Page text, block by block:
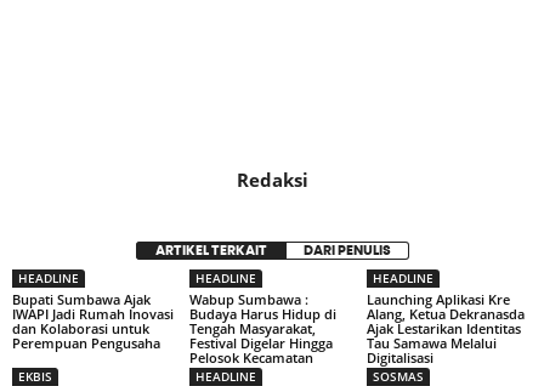
Redaksi
ARTIKEL TERKAIT DARI PENULIS
HEADLINE
Bupati Sumbawa Ajak
IWAPI Jadi Rumah Inovasi
dan Kolaborasi untuk
Perempuan Pengusaha
HEADLINE
Wabup Sumbawa :
Budaya Harus Hidup di
Tengah Masyarakat,
Festival Digelar Hingga
Pelosok Kecamatan
HEADLINE
Launching Aplikasi Kre
Alang, Ketua Dekranasda
Ajak Lestarikan Identitas
Tau Samawa Melalui
Digitalisasi
EKBIS HEADLINE SOSMAS